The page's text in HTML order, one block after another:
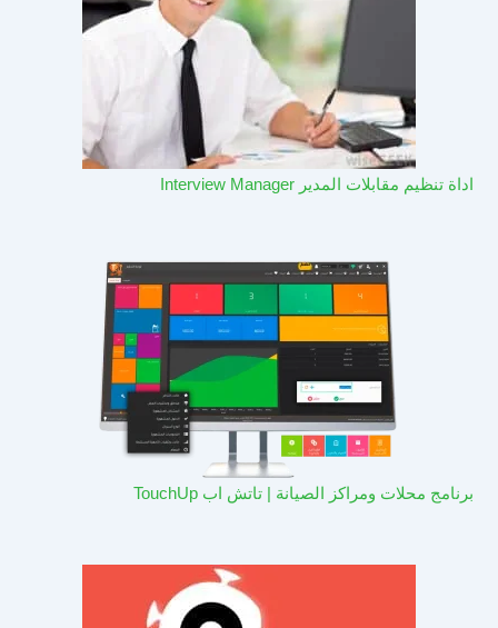
اداة تنظيم مقابلات المدير Interview Manager
برنامج محلات ومراكز الصيانة | تاتش اب TouchUp